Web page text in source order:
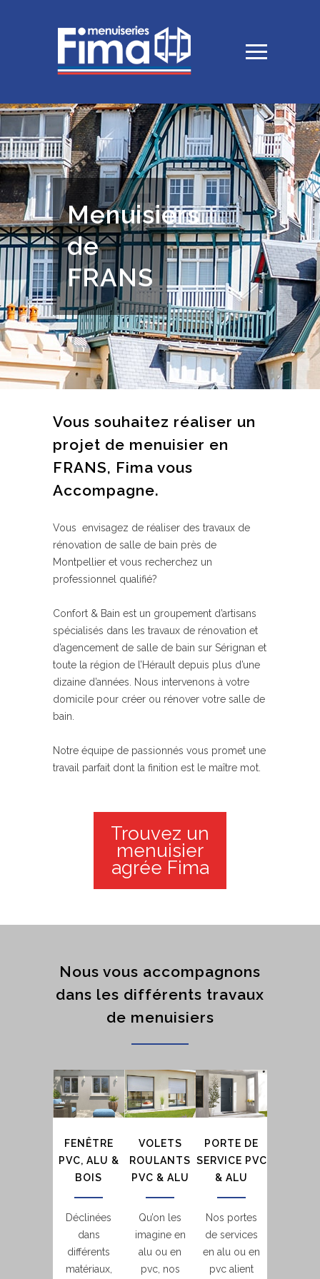
Menuisiers
de
FRANS
Vous souhaitez réaliser un
projet de menuisier en
FRANS, Fima vous
Accompagne.
Vous envisagez de réaliser des travaux de
rénovation de salle de bain près de
Montpellier et vous recherchez un
professionnel qualifié?
Confort & Bain est un groupement d’artisans
spécialisés dans les travaux de rénovation et
d’agencement de salle de bain sur Sérignan et
toute la région de l’Hérault depuis plus d’une
dizaine d’années. Nous intervenons à votre
domicile pour créer ou rénover votre salle de
bain.
Notre équipe de passionnés vous promet une
travail parfait dont la finition est le maître mot.
Trouvez un
menuisier
agrée Fima
Nous vous accompagnons
dans les différents travaux
de menuisiers
FENÊTRE
PVC, ALU &
BOIS
Déclinées
dans
différents
matériaux,
VOLETS
ROULANTS
PVC & ALU
Qu’on les
imagine en
alu ou en
pvc, nos
PORTE DE
SERVICE PVC
& ALU
Nos portes
de services
en alu ou en
pvc alient